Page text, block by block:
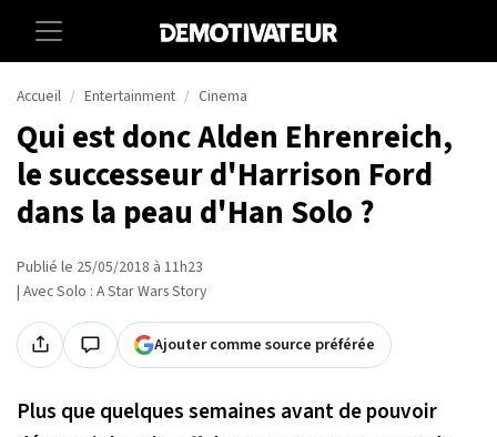
Accueil Entertainment Cinema
Qui est donc Alden Ehrenreich,
le successeur d'Harrison Ford
dans la peau d'Han Solo ?
Publié le 25/05/2018 à 11h23
| Avec Solo : A Star Wars Story
Ajouter comme source préférée
Plus que quelques semaines avant de pouvoir